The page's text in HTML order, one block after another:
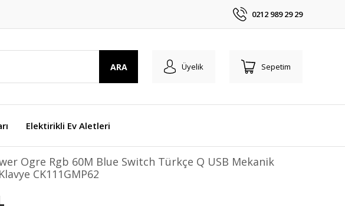
0212 989 29 29
ARA Üyelik Sepetim
Elektirikli Ev Aletleri
Ogre Rgb 60M Blue Switch Türkçe Q USB Mekanik
CK111GMP62